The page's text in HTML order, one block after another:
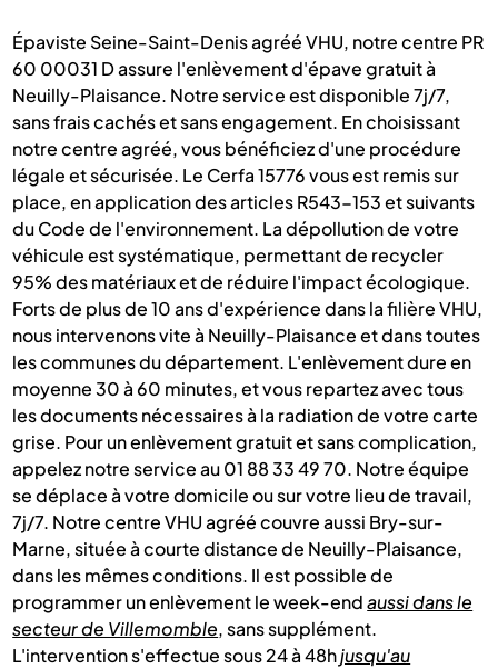
Épaviste Seine-Saint-Denis agréé VHU, notre centre PR
60 00031 D assure l'enlèvement d'épave gratuit à
Neuilly-Plaisance. Notre service est disponible 7j/7,
sans frais cachés et sans engagement. En choisissant
notre centre agréé, vous bénéficiez d'une procédure
légale et sécurisée. Le Cerfa 15776 vous est remis sur
place, en application des articles R543-153 et suivants
du Code de l'environnement. La dépollution de votre
véhicule est systématique, permettant de recycler
95% des matériaux et de réduire l'impact écologique.
Forts de plus de 10 ans d'expérience dans la filière VHU,
nous intervenons vite à Neuilly-Plaisance et dans toutes
les communes du département. L'enlèvement dure en
moyenne 30 à 60 minutes, et vous repartez avec tous
les documents nécessaires à la radiation de votre carte
grise. Pour un enlèvement gratuit et sans complication,
appelez notre service au 01 88 33 49 70. Notre équipe
se déplace à votre domicile ou sur votre lieu de travail,
7j/7. Notre centre VHU agréé couvre aussi Bry-sur-
Marne, située à courte distance de Neuilly-Plaisance,
dans les mêmes conditions. Il est possible de
programmer un enlèvement le week-endaussi dans le
secteur de Villemomble, sans supplément.
L'intervention s'effectue sous 24 à 48hjusqu'au